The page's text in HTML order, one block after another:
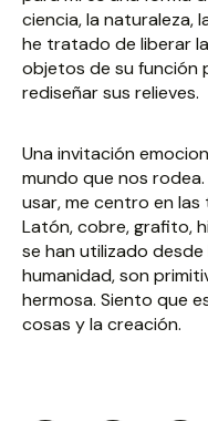
ciencia, la naturaleza,
he tratado de liberar
objetos de su función
rediseñar sus relieves.
Una invitación
mundo que nos
usar, me centro en
Latón, cobre, grafito,
se han utilizado
humanidad, son
hermosa. Siento que
cosas y la creación.